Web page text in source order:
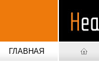
ГЛАВНАЯ